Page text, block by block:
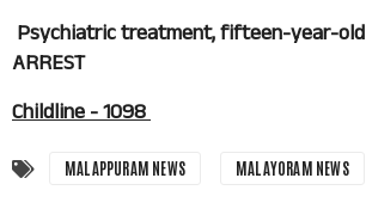
Psychiatric treatment, fifteen-year-old
ARREST
Childline - 1098
MALAPPURAM NEWS MALAYORAM NEWS